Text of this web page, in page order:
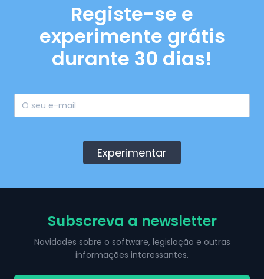
Registe-se e
experimente grátis
durante 30 dias!
Experimentar
Subscreva a newsletter
Novidades sobre o software, legislação e outras
informações interessantes.